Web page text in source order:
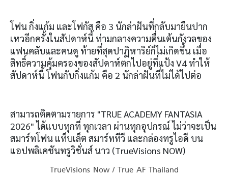
โฟน กิ่งแก้ม และโฟกัส คือ 3 นักล่าฝันที่กลับมายืนปาก
เหวอีกครั้งในสัปดาห์นี้ ท่ามกลางความตื่นเต้นกังวลของ
แฟนคลับและคนดู ท้ายที่สุดปาฏิหาริย์ก็ไม่เกิดขึ้น เมื่อ
สิทธิ์ความคุ้มครองของสัปดาห์ตกไปอยู่ที่แป้ง V4 ทำให้
สัปดาห์นี้ โฟนกับกิ่งแก้ม คือ 2 นักล่าฝันที่ไม่ได้ไปต่อ
สามารถติดตามรายการ "TRUE ACADEMY FANTASIA
2026" ได้แบบทุกที่ ทุกเวลา ผ่านทุกอุปกรณ์ ไม่ว่าจะเป็น
สมาร์ทโฟน แท็บเล็ต สมาร์ททีวี และกล่องทรูไอดี บน
แอปพลิเคชันทรูวิชั่นส์ นาว (TrueVisions NOW)
TrueVisions Now / True AF Thailand